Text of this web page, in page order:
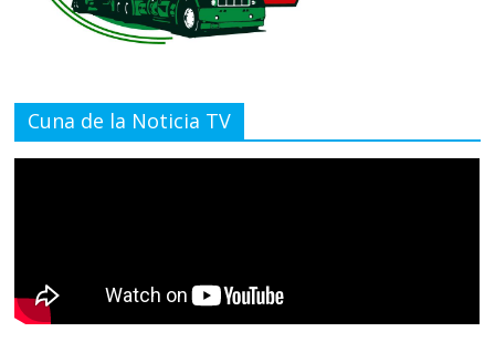
Cuna de la Noticia TV